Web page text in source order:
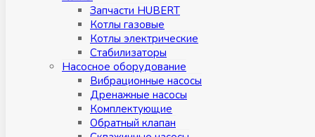
Запчасти HUBERT
Котлы газовые
Котлы электрические
Стабилизаторы
Насосное оборудование
Вибрационные насосы
Дренажные насосы
Комплектующие
Обратный клапан